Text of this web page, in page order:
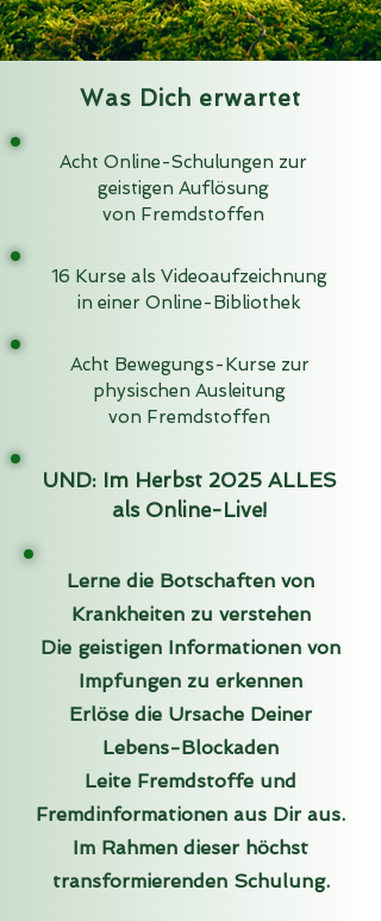
Was Dich erwartet
Acht Online-Schulungen zur
geistigen Auflösung
von Fremdstoffen
16 Kurse als Videoaufzeichnung
in einer Online-Bibliothek
Acht Bewegungs-Kurse zur
physischen Ausleitung
von Fremdstoffen
UND: Im Herbst 2025 ALLES
als Online-Live!
Lerne die Botschaften von
Krankheiten zu verstehen
Die geistigen Informationen von
Impfungen zu erkennen
Erlöse die Ursache Deiner
Lebens-Blockaden
Leite Fremdstoffe und
Fremdinformationen aus Dir aus.
Im Rahmen dieser höchst
transformierenden Schulung.